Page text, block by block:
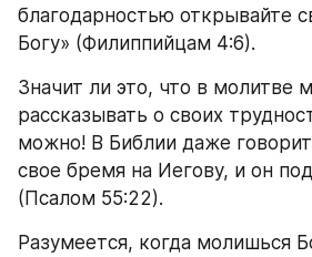
благодарностью открывайте
Богу» (Филиппийцам 4:6).
Значит ли это, что в молитве
рассказывать о своих
можно! В Библии даже
свое бремя на Иегову, и он
(Псалом 55:22).
Разумеется, когда молишься